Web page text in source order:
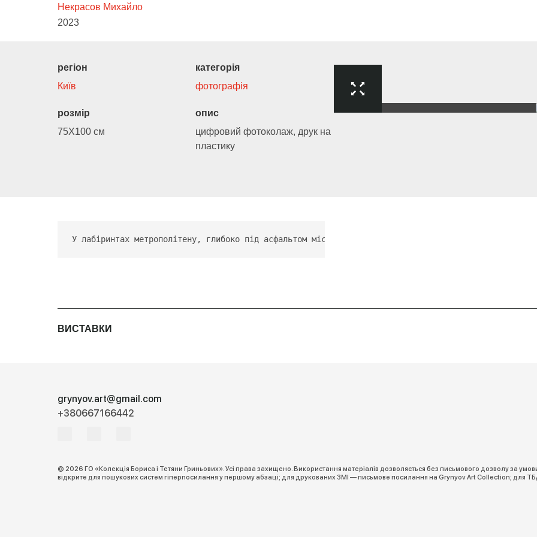
Некрасов Михайло
2023
регіон
Київ
категорія
фотографія
розмір
75Х100 см
опис
цифровий фотоколаж, друк на
пластику
У лабіринтах метрополітену, глибоко під асфальтом міста, люди шукають притулку від повітряних
ВИСТАВКИ
grynyov.art@gmail.com
+380667166442
© 2026 ГО «Колекція Бориса і Тетяни Гриньових». Усі права захищено. Використання матеріалів дозволяється без письмового дозволу за
відкрите для пошукових систем гіперпосилання у першому абзаці; для друкованих ЗМІ — письмове посилання на Grynyov Art Collection; для